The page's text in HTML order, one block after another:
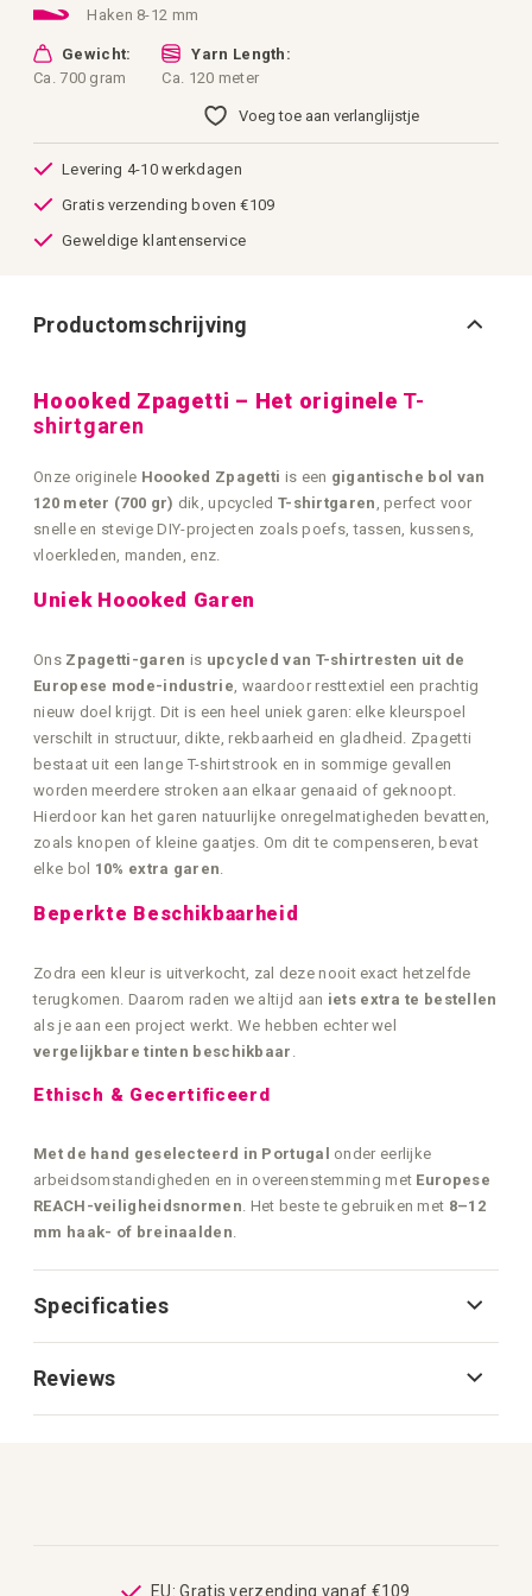
Haken 8-12 mm
Gewicht:
Ca. 700 gram
Yarn Length:
Ca. 120 meter
Voeg toe aan verlanglijstje
Levering 4-10 werkdagen
Gratis verzending boven €109
Geweldige klantenservice
Productomschrijving
Hoooked Zpagetti – Het originele T-
shirtgaren
Onze originele Hoooked Zpagetti is een gigantische bol van
120 meter (700 gr) dik, upcycled T-shirtgaren , perfect voor
snelle en stevige DIY-projecten zoals poefs, tassen, kussens,
vloerkleden, manden, enz.
Uniek Hoooked Garen
Ons Zpagetti-garen is upcycled van T-shirtresten uit de
Europese mode-industrie, waardoor resttextiel een prachtig
nieuw doel krijgt. Dit is een heel uniek garen: elke kleurspoel
verschilt in structuur, dikte, rekbaarheid en gladheid. Zpagetti
bestaat uit een lange T-shirtstrook en in sommige gevallen
worden meerdere stroken aan elkaar genaaid of geknoopt.
Hierdoor kan het garen natuurlijke onregelmatigheden bevatten,
zoals knopen of kleine gaatjes. Om dit te compenseren, bevat
elke bol 10% extra garen.
Beperkte Beschikbaarheid
Zodra een kleur is uitverkocht, zal deze nooit exact hetzelfde
terugkomen. Daarom raden we altijd aan iets extra te bestellen
als je aan een project werkt. We hebben echter wel
vergelijkbare tinten beschikbaar
Ethisch & Gecertificeerd
Met de hand geselecteerd in Portugal
onder eerlijke
arbeidsomstandigheden en in overeenstemming met Europese
REACH-veiligheidsnormen. Het beste te gebruiken met 8–12
mm haak- of breinaalden.
Specificaties
Reviews
EU: Gratis verzending vanaf €109